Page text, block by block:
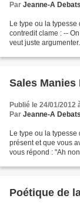
Par Jeanne-A Debats
Le type ou la
contredit clame : --
veut juste
Sales Manies
Publié le 24/01/2012
Par Jeanne-A Debats
Le type ou la
présent et que vous
vous répond : "Ah
Poétique de